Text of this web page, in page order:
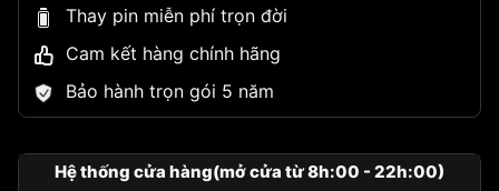
Thay pin miễn phí trọn đời
Cam kết hàng chính hãng
Bảo hành trọn gói 5 năm
Hệ thống cửa hàng(mở cửa từ 8h:00 - 22h:00)